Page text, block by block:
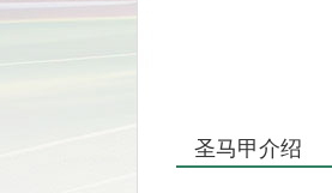
圣马甲介绍